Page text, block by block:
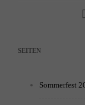
SEITEN
Sommerfest